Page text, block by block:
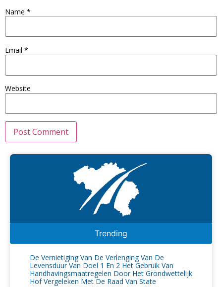
Name *
Email *
Website
Trending
De Vernietiging Van De Verlenging Van De
Levensduur Van Doel 1 En 2 Het Gebruik Van
Handhavingsmaatregelen Door Het Grondwettelijk
Hof Vergeleken Met De Raad Van State